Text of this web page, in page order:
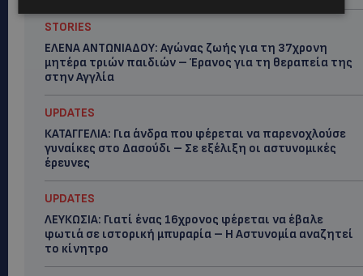
STORIES
ΕΛΕΝΑ ΑΝΤΩΝΙΑΔΟΥ: Αγώνας ζωής για τη 37χρονη
μητέρα τριών παιδιών – Έρανος για τη θεραπεία της
στην Αγγλία
UPDATES
ΚΑΤΑΓΓΕΛΙΑ: Για άνδρα που φέρεται να παρενοχλούσε
γυναίκες στο Δασούδι – Σε εξέλιξη οι αστυνομικές
έρευνες
UPDATES
ΛΕΥΚΩΣΙΑ: Γιατί ένας 16χρονος φέρεται να έβαλε
φωτιά σε ιστορική μπυραρία – Η Αστυνομία αναζητεί
το κίνητρο